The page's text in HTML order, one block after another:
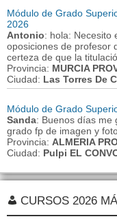
Módulo de Grado
2026
Antonio: hola: Necesito
oposiciones de profesor
certeza de que la
Provincia: MURCIA
Ciudad: Las Torres De
Módulo de Grado
Sanda: Buenos días me
grado fp de imagen y
Provincia: ALMERIA
Ciudad: Pulpi EL
CURSOS 2026